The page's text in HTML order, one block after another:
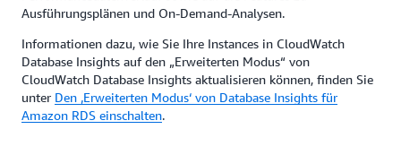
Ausführungsplänen und On-Demand-Analysen.
Informationen dazu, wie Sie Ihre Instances in CloudWatch
Database Insights auf den „Erweiterten Modus“ von
CloudWatch Database Insights aktualisieren können, finden Sie
unter Den ‚Erweiterten Modus‘ von Database Insights für
Amazon RDS einschalten.